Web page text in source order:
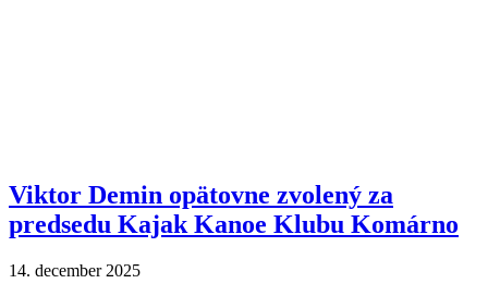
Viktor Demin opätovne zvolený za
predsedu Kajak Kanoe Klubu Komárno
14. december 2025